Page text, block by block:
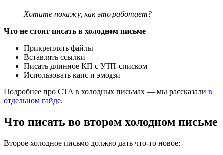
Хотите покажу, как это работает?
Что не стоит писать в холодном письме
Прикреплять файлы
Вставлять ссылки
Писать длинное КП с УТП-списком
Использовать капс и эмодзи
Подробнее про CTA в холодных письмах — мы рассказали в
отдельном гайде.
Что писать во втором холодном письме
Второе холодное письмо должно дать что-то новое: